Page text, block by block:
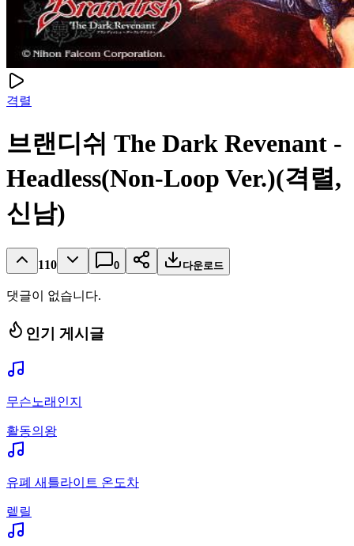
격렬
브랜디쉬 The Dark Revenant -
Headless(Non-Loop Ver.)(격렬,
신남)
110 0 다운로드
댓글이 없습니다.
인기 게시글
무슨노래인지
활동의왕
유폐 새틀라이트 온도차
렡릴